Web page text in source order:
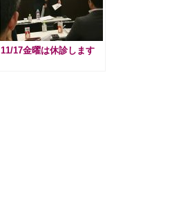
11/17金曜は休診します